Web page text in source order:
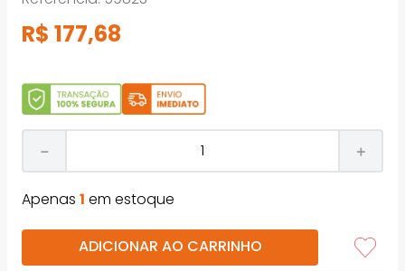
R$ 177,68
＋
－
Apenas 1 em estoque
ADICIONAR AO CARRINHO